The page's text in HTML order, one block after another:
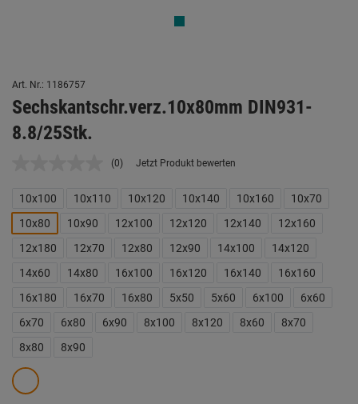
Art. Nr.: 1186757
Sechskantschr.verz.10x80mm DIN931-
8.8/25Stk.
Kein
Link
derselben
(0) Jetzt Produkt bewerten
10x100 10x110 10x120 10x140 10x160
10x70
10x80
10x90 12x100 12x120 12x140
12x160
12x180
12x70 12x80 12x90 14x100
14x120
14x60
14x80 16x100 16x120 16x140
16x160
16x180
16x70 16x80 5x50 5x60 6x100
6x60
6x70
6x80 6x90 8x100 8x120 8x60
8x70
8x80
8x90